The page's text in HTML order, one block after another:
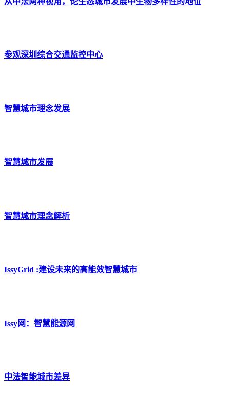
参观深圳综合交通监控中心
智慧城市理念发展
智慧城市发展
智慧城市理念解析
IssyGrid :建设未来的高能效智慧城市
Issy网：智慧能源网
中法智能城市差异